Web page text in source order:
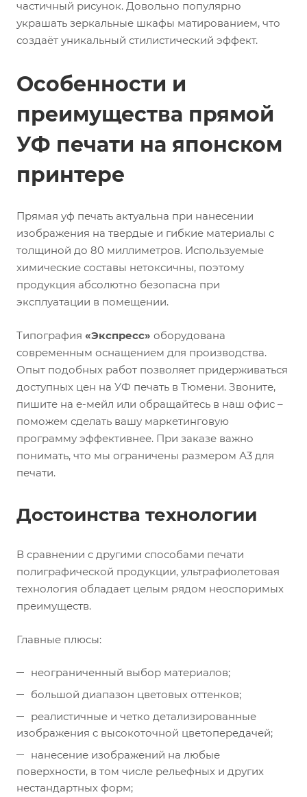
частичный рисунок. Довольно популярно
украшать зеркальные шкафы матированием, что
создаёт уникальный стилистический эффект.
Особенности и
преимущества прямой
УФ печати на японском
принтере
Прямая уф печать актуальна при нанесении
изображения на твердые и гибкие материалы с
толщиной до 80 миллиметров. Используемые
химические составы нетоксичны, поэтому
продукция абсолютно безопасна при
эксплуатации в помещении.
Типография «Экспресс» оборудована
современным оснащением для производства.
Опыт подобных работ позволяет придерживаться
доступных цен на УФ печать в Тюмени. Звоните,
пишите на е-мейл или обращайтесь в наш офис –
поможем сделать вашу маркетинговую
программу эффективнее. При заказе важно
понимать, что мы ограничены размером А3 для
печати.
Достоинства технологии
В сравнении с другими способами печати
полиграфической продукции, ультрафиолетовая
технология обладает целым рядом неоспоримых
преимуществ.
Главные плюсы:
неограниченный выбор материалов;
большой диапазон цветовых оттенков;
реалистичные и четко детализированные
изображения с высокоточной цветопередачей;
нанесение изображений на любые
поверхности, в том числе рельефных и других
нестандартных форм;